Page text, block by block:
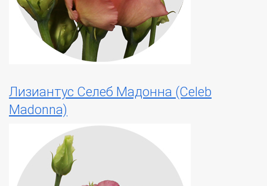
Лизиантус Селеб Мадонна (Celeb
Madonna)